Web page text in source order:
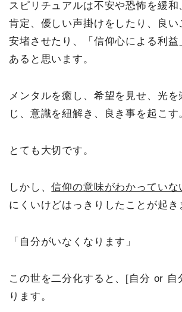
スピリチュアルは不安や恐怖を緩和
肯定、優しい声掛けをしたり、良い
安堵させたり、「信仰心による利益
あると思います。
メンタルを癒し、希望を見せ、光
じ、意識を紐解き、良き事を起こす
とても大切です。
しかし、信仰の意味がわかっていな
にくいけどはっきりしたことが起き
「自分がいなくなります」
この世を二分化すると、[自分 or 自
ります。